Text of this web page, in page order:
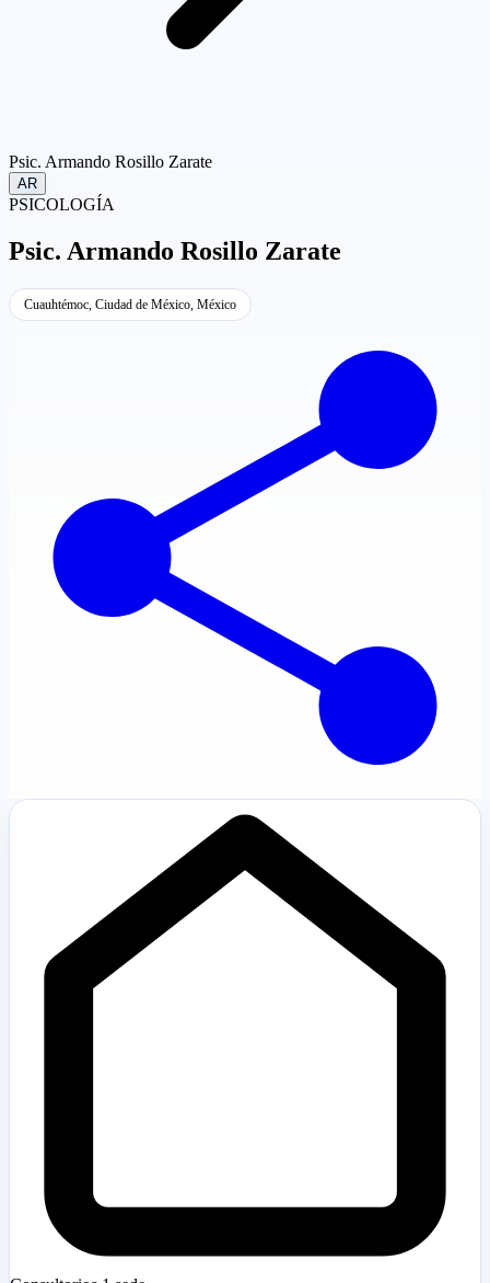
Psic. Armando Rosillo Zarate
AR
PSICOLOGÍA
Psic. Armando Rosillo Zarate
Cuauhtémoc, Ciudad de México, México